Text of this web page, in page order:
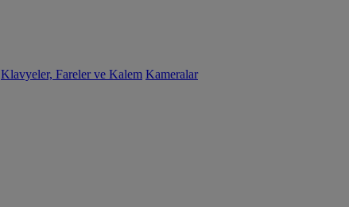
Klavyeler, Fareler ve Kalem Kameralar